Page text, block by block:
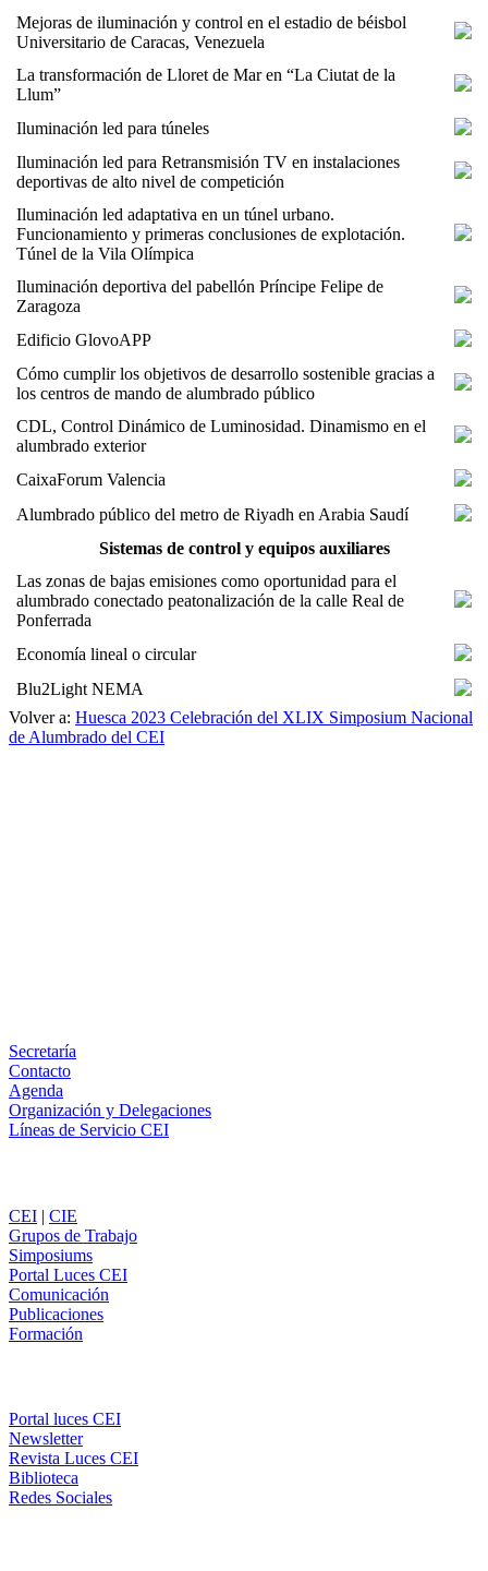
Mejoras de iluminación y control en el estadio de béisbol
Universitario de Caracas, Venezuela
La transformación de Lloret de Mar en “La Ciutat de la
Llum”
Iluminación led para túneles
Iluminación led para Retransmisión TV en instalaciones
deportivas de alto nivel de competición
Iluminación led adaptativa en un túnel urbano.
Funcionamiento y primeras conclusiones de explotación.
Túnel de la Vila Olímpica
Iluminación deportiva del pabellón Príncipe Felipe de
Zaragoza
Edificio GlovoAPP
Cómo cumplir los objetivos de desarrollo sostenible gracias a
los centros de mando de alumbrado público
CDL, Control Dinámico de Luminosidad. Dinamismo en el
alumbrado exterior
CaixaForum Valencia
Alumbrado público del metro de Riyadh en Arabia Saudí
Sistemas de control y equipos auxiliares
Las zonas de bajas emisiones como oportunidad para el
alumbrado conectado peatonalización de la calle Real de
Ponferrada
Economía lineal o circular
Blu2Light NEMA
Volver a: Huesca 2023 Celebración del XLIX Simposium Nacional
de Alumbrado del CEI
Secretaría
Contacto
Agenda
Organización y Delegaciones
Líneas de Servicio CEI
CEI | CIE
Grupos de Trabajo
Simposiums
Portal Luces CEI
Comunicación
Publicaciones
Formación
Portal luces CEI
Newsletter
Revista Luces CEI
Biblioteca
Redes Sociales